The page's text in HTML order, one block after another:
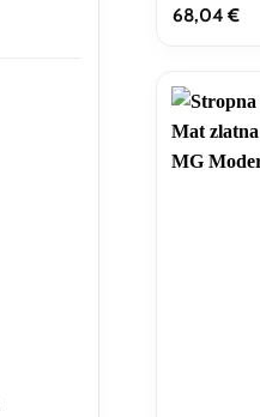
68,04 €